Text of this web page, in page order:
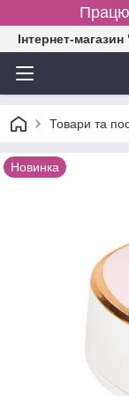
Інтернет-
Товари та
Новинка